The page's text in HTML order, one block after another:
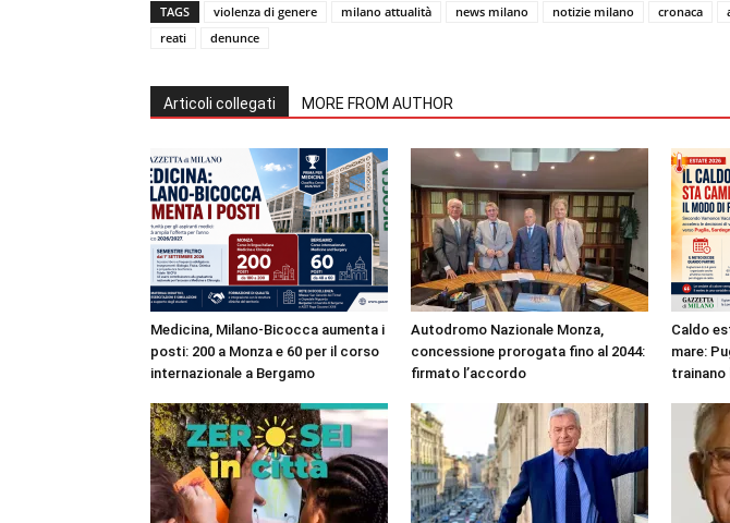
TAGS violenza di genere milano attualità news milano notizie milano cronaca
reati
denunce
Articoli collegati MORE FROM AUTHOR
Medicina, Milano-Bicocca aumenta i
posti: 200 a Monza e 60 per il corso
internazionale a Bergamo
Autodromo Nazionale Monza,
concessione prorogata fino al 2044:
firmato l’accordo
Caldo
mare:
trainano